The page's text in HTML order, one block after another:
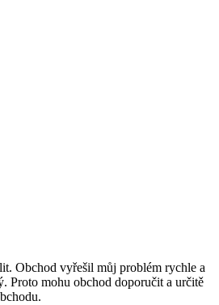
Obchod vyřešil můj problém rychle a
Proto mohu obchod doporučit a určitě